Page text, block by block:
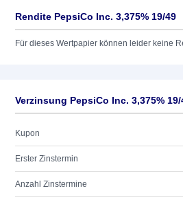
Rendite PepsiCo Inc. 3,375% 19/49
Für dieses Wertpapier können leider keine
Verzinsung PepsiCo Inc. 3,375% 19/
Kupon
Erster Zinstermin
Anzahl Zinstermine